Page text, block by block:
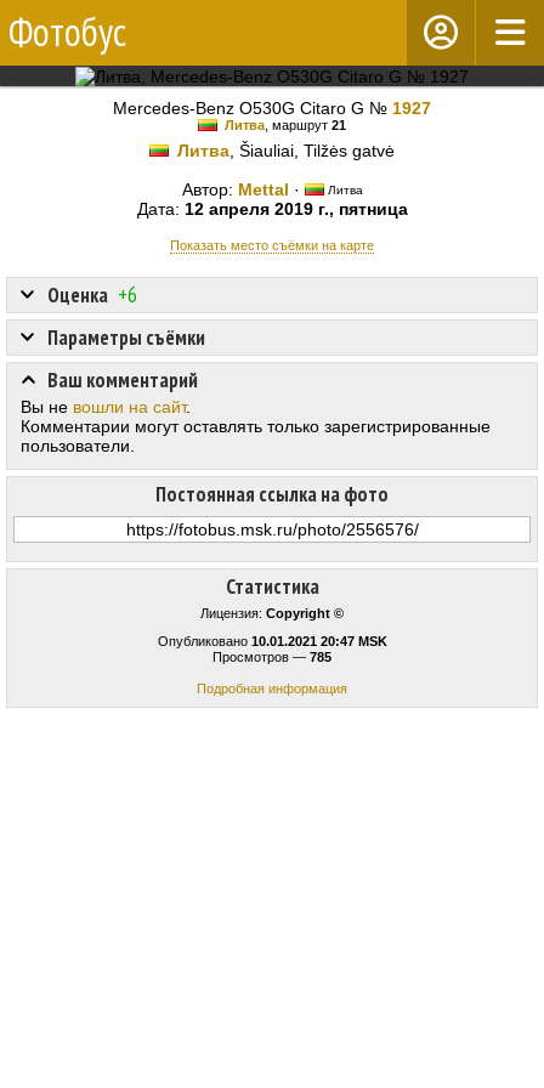
Фотобус
Mercedes-Benz O530G Citaro G № 1927
Литва , маршрут 21
Литва , Šiauliai, Tilžės gatvė
Автор: Mettal · Литва
Дата: 12 апреля 2019 г., пятница
Показать место съёмки на карте
Статистика
Лицензия: Copyright ©
Опубликовано 10.01.2021 20:47 MSK
Просмотров — 785
Подробная информация
Оценка +6
Постоянная ссылка на фото
Параметры съёмки
Ваш комментарий
Вы не вошли на сайт.
Комментарии могут оставлять только зарегистрированные
пользователи.